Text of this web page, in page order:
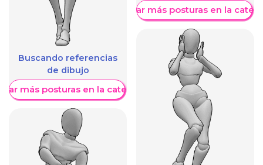
Buscando referencias
de dibujo
más posturas en la categoría
Mostrar más posturas en la